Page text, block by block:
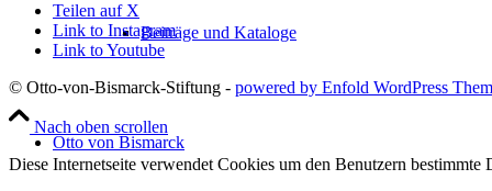
Beiträge und Kataloge
Otto von Bismarck
Teilen auf X
Link to Instagram
Link to Youtube
© Otto-von-Bismarck-Stiftung - powered by Enfold WordPress
Nach oben scrollen
Diese Internetseite verwendet Cookies um den Benutzern